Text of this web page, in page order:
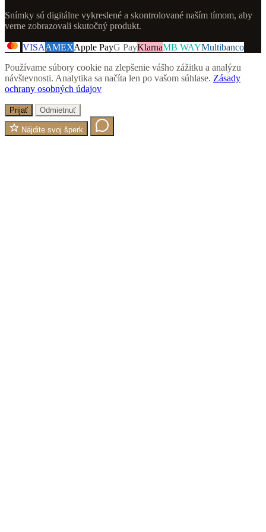
Snímky sú digitálne vykreslené a skontrolované naším tímom, aby
verne zobrazovali skutočný produkt.
VISAAMEXApple PayG PayKlarnaMB WAYMultibanco
Používame súbory cookie na zlepšenie vášho zážitku a analýzu
návštevnosti. Analytika sa načíta len po vašom súhlase. Zásady
ochrany osobných údajov
Prijať Odmietnuť
Nájdite svoj šperk